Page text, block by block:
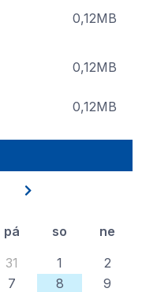
0,12MB
0,12MB
0,12MB
pá so
ne
31 1
2
7 8
9